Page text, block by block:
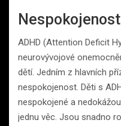
ADHD (Attention Deficit
neurovývojové
dětí. Jedním z hlavních
nespokojenost. Děti s
nespokojené a
jednu věc. Jsou snadno